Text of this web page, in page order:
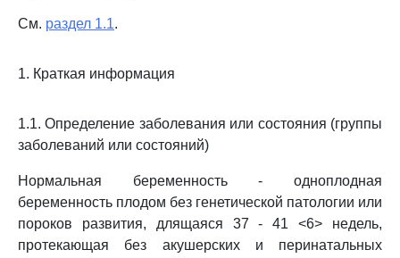
См. раздел 1.1.
1. Краткая информация
1.1. Определение заболевания или состояния (группы
заболеваний или состояний)
Нормальная беременность - одноплодная
беременность плодом без генетической патологии или
пороков развития, длящаяся 37 - 41 <6> недель,
протекающая без акушерских и перинатальных